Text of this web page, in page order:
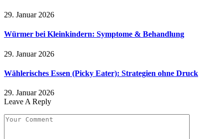
29. Januar 2026
Würmer bei Kleinkindern: Symptome & Behandlung
29. Januar 2026
Wählerisches Essen (Picky Eater): Strategien ohne Druck
29. Januar 2026
Leave A Reply